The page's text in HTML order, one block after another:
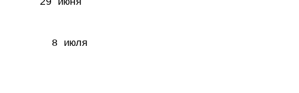
8 июля